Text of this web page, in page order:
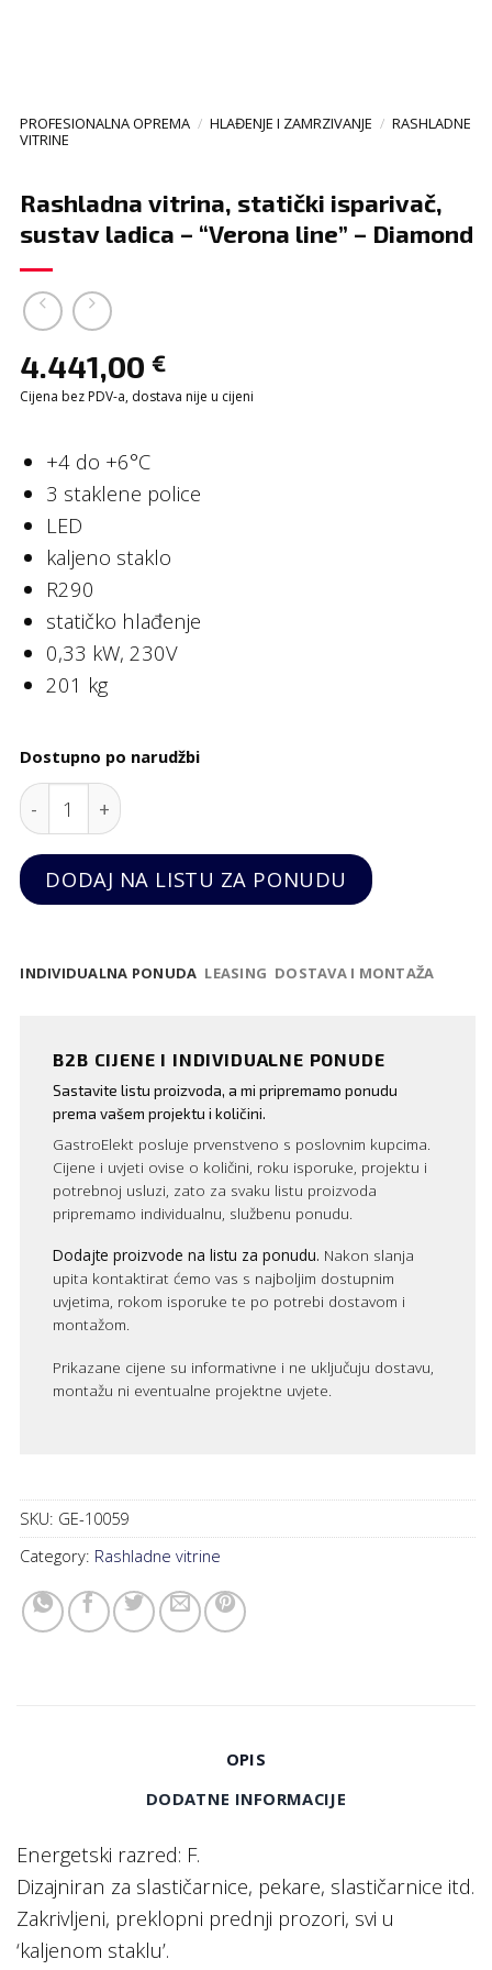
PROFESIONALNA OPREMA / HLAĐENJE I ZAMRZIVANJE / RASHLADNE
VITRINE
Rashladna vitrina, statički isparivač,
sustav ladica – “Verona line” – Diamond
4.441,00€
Cijena bez PDV-a, dostava nije u cijeni
+4 do +6°C
3 staklene police
LED
kaljeno staklo
R290
statičko hlađenje
0,33 kW, 230V
201 kg
Dostupno po narudžbi
Rashladna vitrina, statički isparivač, sustav ladica
DODAJ NA LISTU ZA PONUDU
INDIVIDUALNA PONUDA LEASING DOSTAVA I MONTAŽA
B2B CIJENE I INDIVIDUALNE PONUDE
Sastavite listu proizvoda, a mi pripremamo ponudu
prema vašem projektu i količini.
GastroElekt posluje prvenstveno s poslovnim kupcima.
Cijene i uvjeti ovise o količini, roku isporuke, projektu i
potrebnoj usluzi, zato za svaku listu proizvoda
pripremamo individualnu, službenu ponudu.
Dodajte proizvode na listu za ponudu. Nakon slanja
upita kontaktirat ćemo vas s najboljim dostupnim
uvjetima, rokom isporuke te po potrebi dostavom i
montažom.
Prikazane cijene su informativne i ne uključuju dostavu,
montažu ni eventualne projektne uvjete.
SKU: GE-10059
Category: Rashladne vitrine
OPIS
DODATNE INFORMACIJE
Energetski razred: F.
Dizajniran za slastičarnice, pekare, slastičarnice itd.
Zakrivljeni, preklopni prednji prozori, svi u
‘kaljenom staklu’.